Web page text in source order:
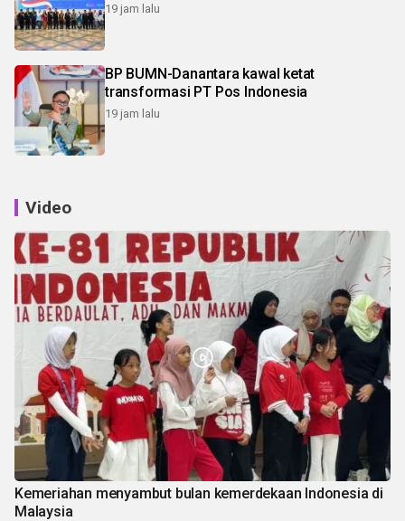
19 jam lalu
BP BUMN-Danantara kawal ketat
transformasi PT Pos Indonesia
19 jam lalu
Video
Kemeriahan menyambut bulan kemerdekaan Indonesia di
Malaysia